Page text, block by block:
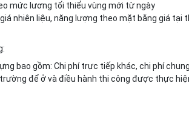
mức lương tối thiểu vùng mới từ ngày
nhiên liệu, năng lượng theo mặt bằng giá tại
bao gồm: Chi phí trực tiếp khác, chi phí
để ở và điều hành thi công được thực